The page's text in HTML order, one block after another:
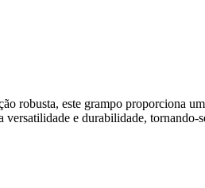
robusta, este grampo proporciona
versatilidade e durabilidade, tornando-